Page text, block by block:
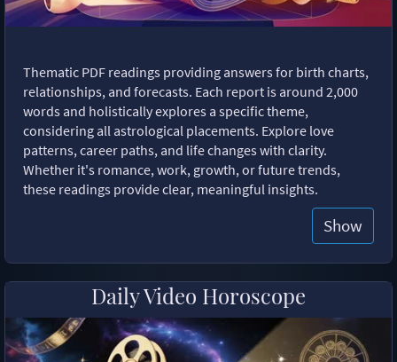
Thematic PDF readings providing answers for birth charts,
relationships, and forecasts. Each report is around 2,000
words and holistically explores a specific theme,
considering all astrological placements. Explore love
patterns, career paths, and life changes with clarity.
Whether it's romance, work, growth, or future trends,
these readings provide clear, meaningful insights.
Show
Daily Video Horoscope